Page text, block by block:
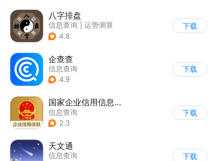
八字排盘
信息查询
运势测算
4.8
下载
企查查
信息查询
4.9
下载
国家企业信用信息公示系统
信息查询
2.3
下载
天文通
信息查询
下载